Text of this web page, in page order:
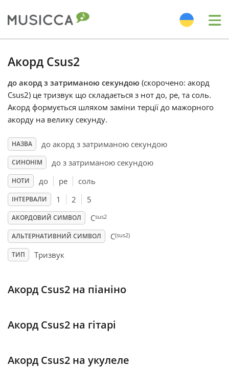
Български
Dansk
Deutsch
English
Español
Акорд Csus2
до акорд з затриманою секундою (скорочено: акорд
Csus2) це тризвук що складається з нот до, ре, та соль.
Акорд формується шляхом заміни терції до мажорного
акорду на велику секунду.
НАЗВА до акорд з затриманою секундою
СИНОНІМ до з затриманою секундою
НОТИ до ре соль
ІНТЕРВАЛИ 1 2 5
АКОРДОВИЙ СИМВОЛ Csus2
АЛЬТЕРНАТИВНИЙ СИМВОЛ C(sus2)
ТИП Тризвук
Акорд Csus2 на піаніно
Акорд Csus2 на гітарі
Акорд Csus2 на укулеле